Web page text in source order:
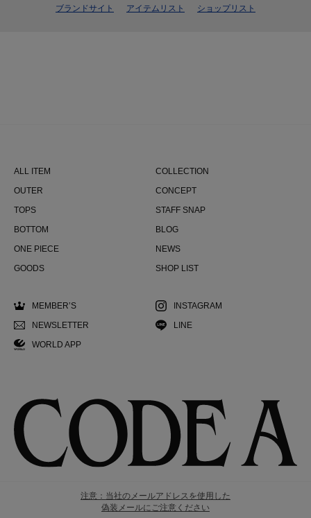
ブランドサイト アイテムリスト ショップリスト
ALL ITEM
OUTER
TOPS
BOTTOM
ONE PIECE
GOODS
COLLECTION
CONCEPT
STAFF SNAP
BLOG
NEWS
SHOP LIST
MEMBER’S
NEWSLETTER
WORLD APP
INSTAGRAM
LINE
注意：当社のメールアドレスを使用した
偽装メールにご注意ください